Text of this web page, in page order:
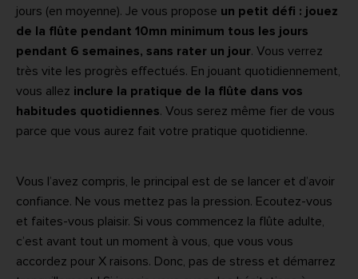
jours (en moyenne). Je vous propose un petit défi : jouez
de la flûte pendant 10mn minimum tous les jours
pendant 6 semaines, sans rater un jour. Vous verrez
très vite les progrès effectués. En jouant quotidiennement,
vous allez inclure la pratique de la flûte dans vos
habitudes quotidiennes. Vous serez même fier de vous
parce que vous aurez fait votre pratique quotidienne.
Vous l’avez compris, le principal est de se lancer et d’avoir
confiance. Ne vous mettez pas la pression. Ecoutez-vous
et faites-vous plaisir. Si vous commencez la flûte adulte,
c’est avant tout un moment à vous, que vous vous
accordez pour X raisons. Donc, pas de stress et démarrez